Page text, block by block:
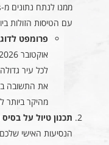
עם הטיסות הזולות
פרומפט
לכל עיר
את התשובה
מהיקר ביותר
תכנון טיול על
הנסיעות האישי